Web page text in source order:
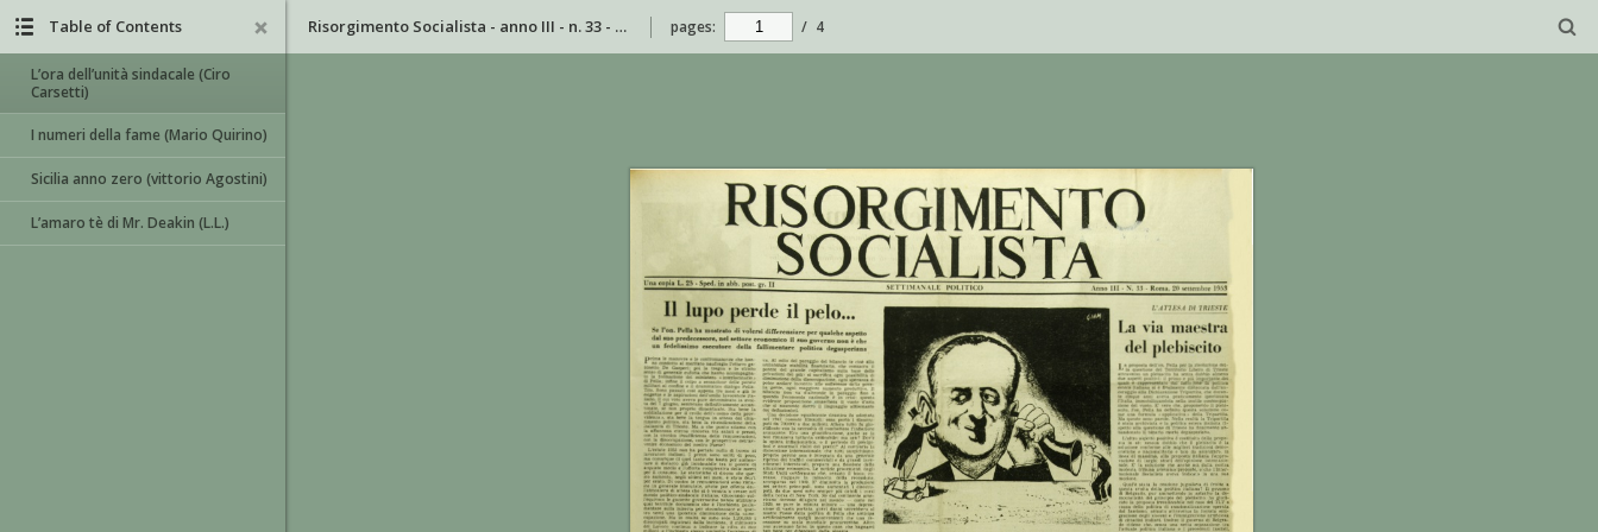
Risorgimento Socialista - anno III - n. 33 - 20 settembre 1953 pages: / 4
Table of Contents
L’ora dell’unità sindacale (Ciro
Carsetti)
I numeri della fame (Mario Quirino)
Sicilia anno zero (vittorio Agostini)
L’amaro tè di Mr. Deakin (L.L.)